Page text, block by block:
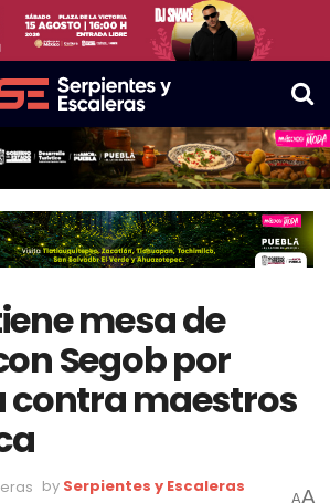
mesa de
Segob por
contra maestros
by Serpientes y Escaleras
AA